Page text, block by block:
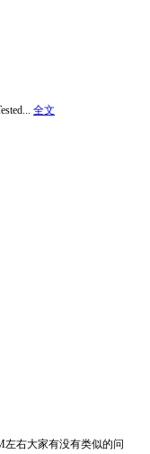
全文
左右大家有没有类似的问